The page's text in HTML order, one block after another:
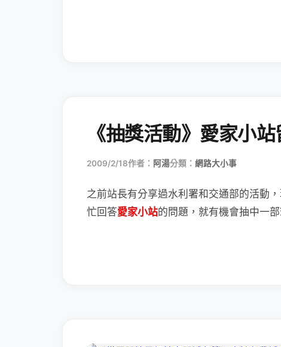
《抽獎活動》愛家小
2009/2/18作者： 阿湯分類： 網路大小事
之前站長有分享過水利署和交通部的活動
忙回答愛家小站的問題，就有機會抽中一部